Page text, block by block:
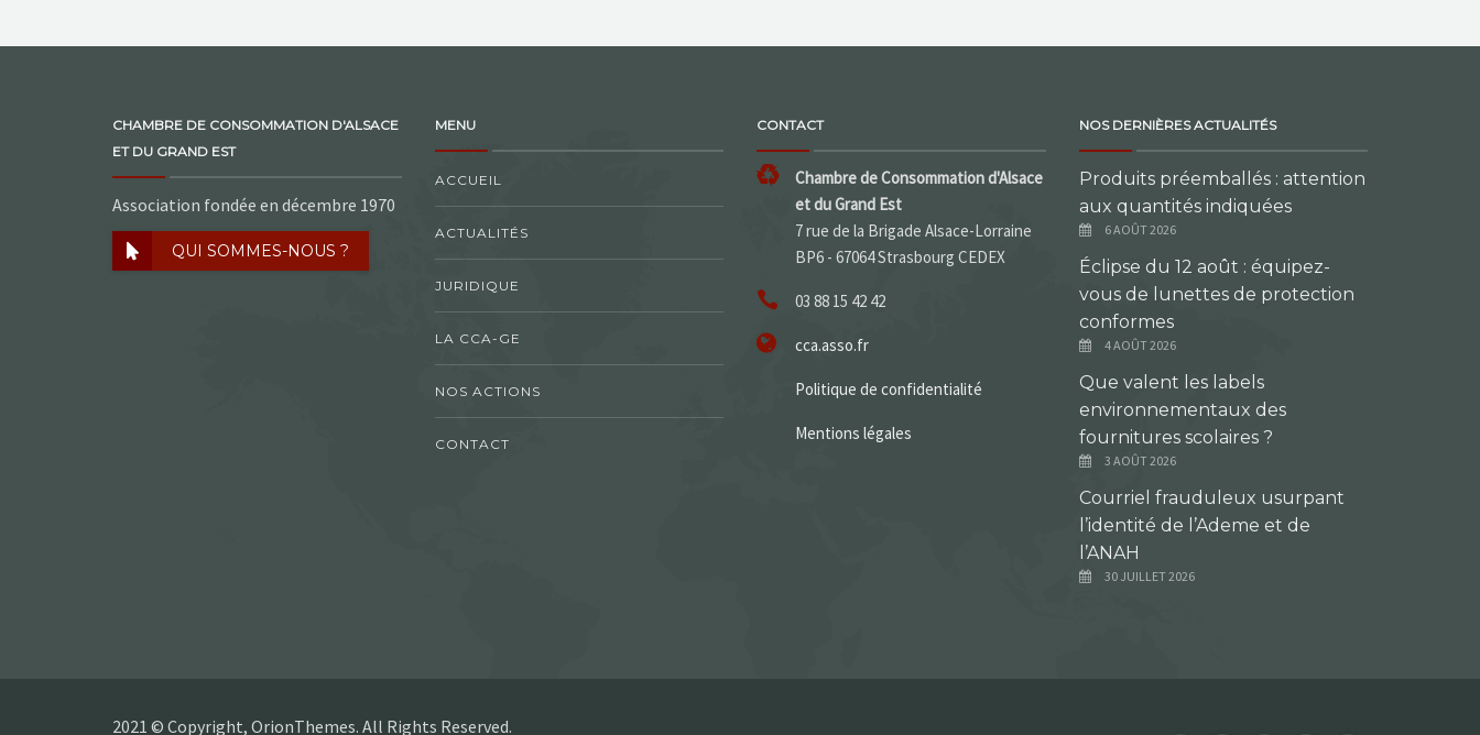
CHAMBRE DE CONSOMMATION D'ALSACE
ET DU GRAND EST
Association fondée en décembre 1970
QUI SOMMES-NOUS ?
MENU
ACCUEIL
ACTUALITÉS
JURIDIQUE
LA CCA-GE
NOS ACTIONS
CONTACT
CONTACT
Chambre de Consommation d'Alsace
et du Grand Est
7 rue de la Brigade Alsace-Lorraine
BP6 - 67064 Strasbourg CEDEX
03 88 15 42 42
cca.asso.fr
Politique de confidentialité
Mentions légales
NOS DERNIÈRES ACTUALITÉS
Produits préemballés : attention
aux quantités indiquées
6 AOÛT 2026
Éclipse du 12 août : équipez-
vous de lunettes de protection
conformes
4 AOÛT 2026
Que valent les labels
environnementaux des
fournitures scolaires ?
3 AOÛT 2026
Courriel frauduleux usurpant
l’identité de l’Ademe et de
l’ANAH
30 JUILLET 2026
2021 © Copyright, OrionThemes. All Rights Reserved.